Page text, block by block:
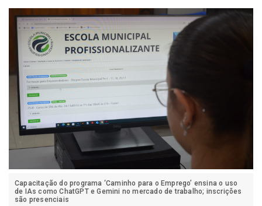
Capacitação do programa ‘Caminho para o Emprego’ ensina o uso
de IAs como ChatGPT e Gemini no mercado de trabalho; inscrições
são presenciais